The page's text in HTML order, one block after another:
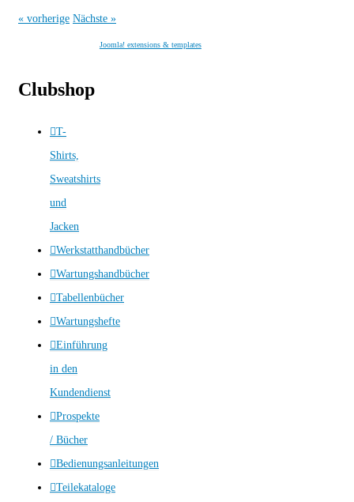
« vorherige Nächste »
Joomla! extensions & templates
Clubshop
T-
Shirts,
Sweatshirts
und
Jacken
Werkstatthandbücher
Wartungshandbücher
Tabellenbücher
Wartungshefte
Einführung
in den
Kundendienst
Prospekte
/ Bücher
Bedienungsanleitungen
Teilekataloge